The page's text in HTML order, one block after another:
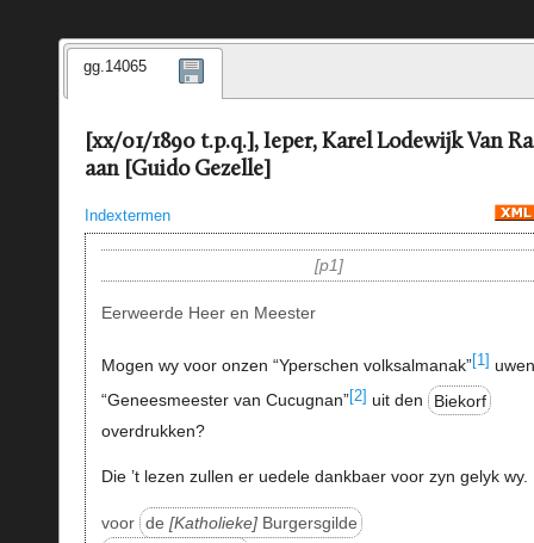
gg.14065
[xx/01/1890 t.p.q.], Ieper, Karel Lodewijk Van
aan [Guido Gezelle]
Indextermen
p1
Eerweerde Heer en Meester
Mogen wy voor onzen “Yperschen volksalmanak”[1]
uwen
“Geneesmeester van Cucugnan”[2] uit den
Biekorf
overdrukken?
Die ’t lezen zullen er uedele dankbaer voor zyn gelyk wy.
voor de Katholieke Burgersgilde